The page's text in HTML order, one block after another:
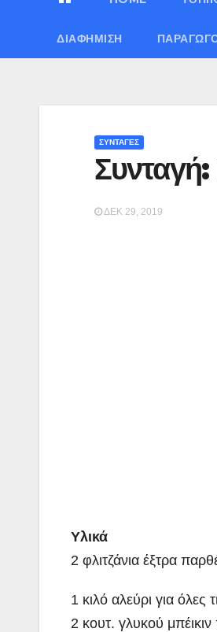
ΔΙΑΦΉΜΙΣΗ
ΣΥΝΤΑΓΕΣ
ΔΕΚ 29, 2019
Υλικά
2 φλιτζάνια έξτρα
1 κιλό αλεύρι για όλες
2 κουτ. γλυκού